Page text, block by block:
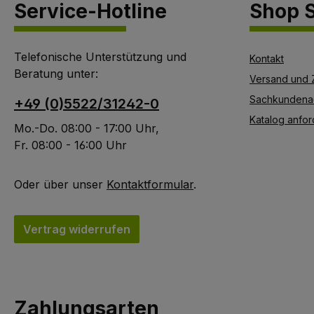
Service-Hotline
Telefonische Unterstützung und
Beratung unter:
+49 (0)5522/31242-0
Mo.-Do. 08:00 - 17:00 Uhr,
Fr. 08:00 - 16:00 Uhr
Oder über unser Kontaktformular.
Vertrag widerrufen
Shop
Kontakt
Versand und
Katalog
Zahlungsarten